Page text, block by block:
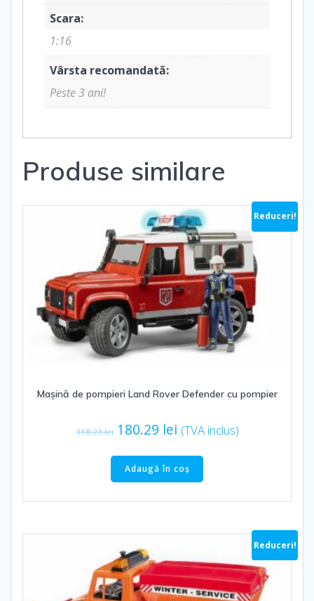
Scara:
1:16
Vârsta recomandată:
Peste 3 ani!
Produse similare
Reduceri!
Mașină de pompieri Land Rover Defender cu pompier
318.23lei Prețul
fost:
318.23 lei.
180.29 leiPrețul
este:
180.29 lei.
(TVA inclus)
Adaugă în coș
Reduceri!